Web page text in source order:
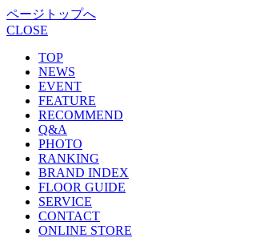
ページトップへ
CLOSE
TOP
NEWS
EVENT
FEATURE
RECOMMEND
Q&A
PHOTO
RANKING
BRAND INDEX
FLOOR GUIDE
SERVICE
CONTACT
ONLINE STORE